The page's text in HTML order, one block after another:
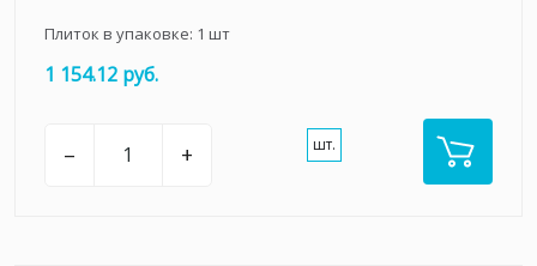
Плиток в упаковке: 1 шт
1 154.12 руб.
– + шт.